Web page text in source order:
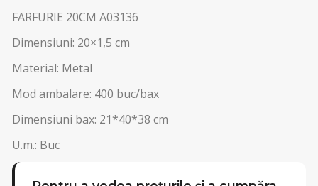
FARFURIE 20CM A03136
Dimensiuni: 20×1,5 cm
Material: Metal
Mod ambalare: 400 buc/bax
Dimensiuni bax: 21*40*38 cm
U.m.: Buc